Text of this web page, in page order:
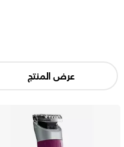
عرض المنتج